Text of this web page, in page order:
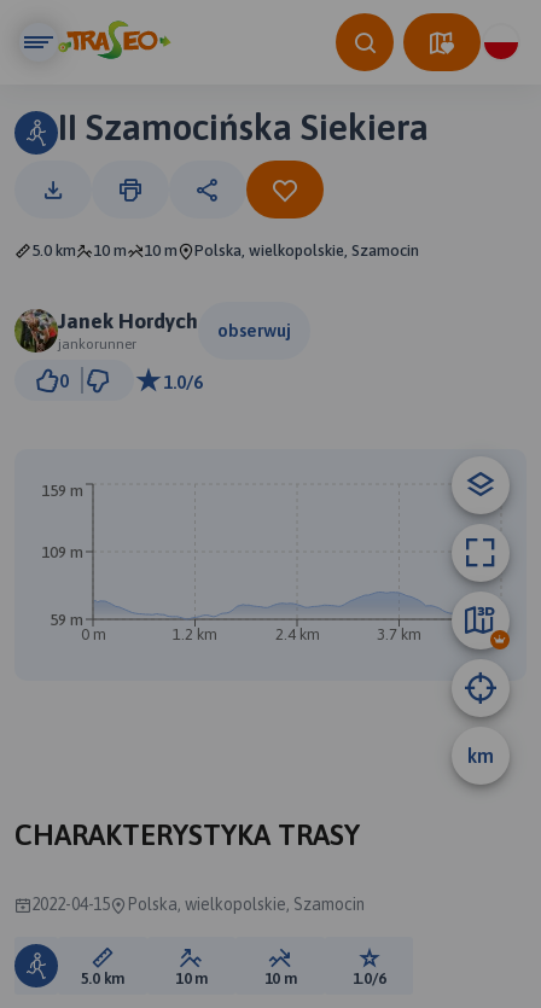
II Szamocińska Siekiera
5.0 km 10 m 10 m Polska, wielkopolskie, Szamocin
Janek Hordych
jankorunner
obserwuj
0 1.0/6
A
km
0 m 1.2 km 2.4 km 3.7 km 4.9 km
59 m
109 m
159 m
CHARAKTERYSTYKA TRASY
2022-04-15 Polska, wielkopolskie, Szamocin
Długość trasy:
5.0 km Suma przewyższeń:
10 m Suma spadków:
10 m Ocena trasy:
1.0/6